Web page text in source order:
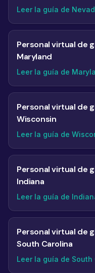
Leer la guía de
Personal virtual de
Maryland
Leer la guía de
Personal virtual de
Wisconsin
Leer la guía de
Personal virtual de
Indiana
Leer la guía de
Personal virtual de
South Carolina
Leer la guía de South